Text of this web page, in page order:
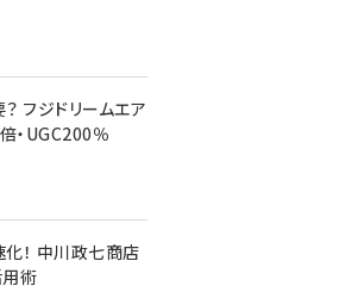
フジドリームエア
・UGC200％
！ 中川政七商店
術